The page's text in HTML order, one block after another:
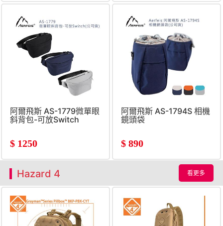
阿爾飛斯 AS-1779微單眼
斜背包-可放Switch
$ 1250
阿爾飛斯 AS-1794S 相機
鏡頭袋
$ 890
Hazard 4 看更多